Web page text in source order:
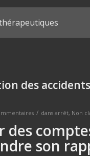
des
/ dansarrêt, Non
des
son